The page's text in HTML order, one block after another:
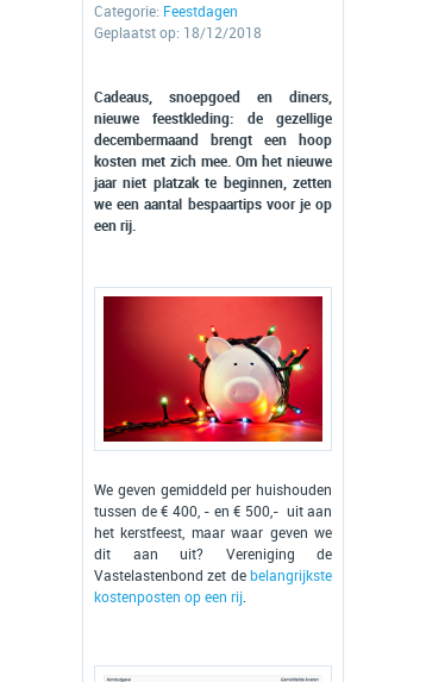
Categorie: Feestdagen
Geplaatst op: 18/12/2018
Cadeaus, snoepgoed en diners,
nieuwe feestkleding: de gezellige
decembermaand brengt een hoop
kosten met zich mee. Om het nieuwe
jaar niet platzak te beginnen, zetten
we een aantal bespaartips voor je op
een rij.
We geven gemiddeld per huishouden
tussen de € 400, - en € 500,- uit aan
het kerstfeest, maar waar geven we
dit aan uit? Vereniging de
Vastelastenbond zet de belangrijkste
kostenposten op een rij